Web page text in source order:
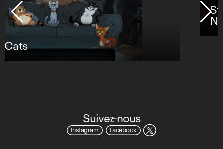
Star Wars : Visions Présente - Le
Neuvième Jedi
Suivez-nous
Instagram Facebook